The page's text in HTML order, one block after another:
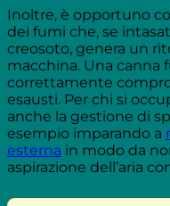
Inoltre, è opportuno
dei fumi che, se
creosoto, genera un
macchina. Una
correttamente
esausti. Per chi si
anche la gestione di
esempio imparando a
esterna in modo da
aspirazione dell’aria